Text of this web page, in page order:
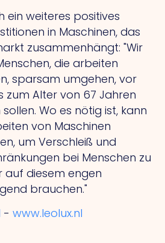
ein weiteres positives
in Maschinen, das
zusammenhängt: "Wir
die arbeiten
sparsam umgehen, vor
zum Alter von 67 Jahren
Wo es nötig ist, kann
von Maschinen
um Verschleiß und
bei Menschen zu
auf diesem engen
brauchen."
- www.leolux.nl